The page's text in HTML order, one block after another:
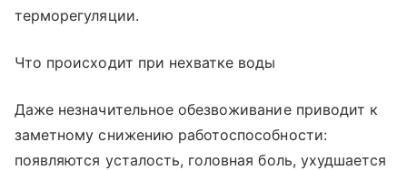
терморегуляции.
Что происходит при нехватке воды
Даже незначительное обезвоживание приводит к
заметному снижению работоспособности:
появляются усталость, головная боль, ухудшается